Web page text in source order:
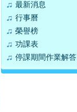
最新消息
行事曆
榮譽榜
功課表
停課期間作業解答